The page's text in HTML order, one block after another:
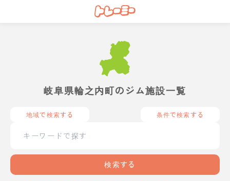
岐阜県輪之内町のジム施設一覧
地域で検索する 条件で検索する
検索する